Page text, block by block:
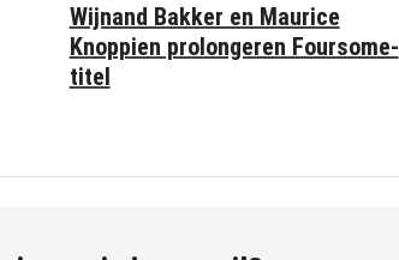
Wijnand Bakker en Maurice
Knoppien prolongeren Foursome-
titel